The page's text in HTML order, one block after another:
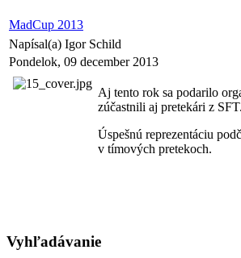
MadCup 2013
Napísal(a) Igor Schild
Pondelok, 09 december 2013
Aj tento rok sa podarilo
zúčastnili aj pretekári z
Úspešnú reprezentáciu
v tímových pretekoch.
Vyhľadávanie